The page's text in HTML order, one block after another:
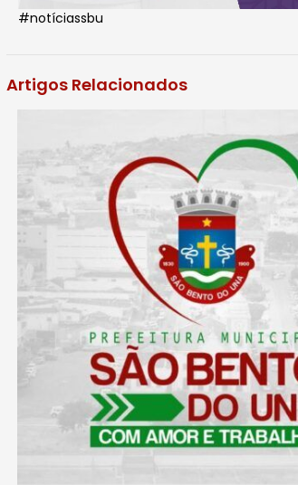
#notíciassbu
Artigos Relacionados